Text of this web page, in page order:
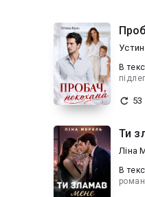
В
53
Ти
Ліна
В
роман